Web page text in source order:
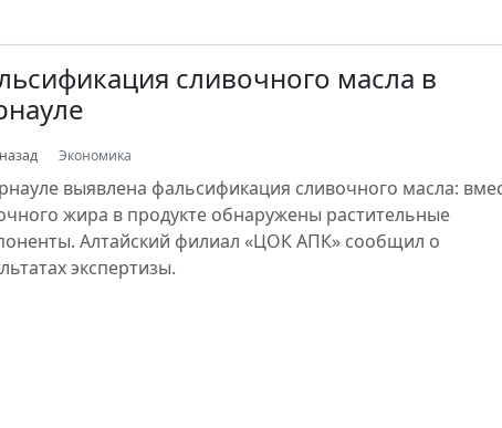
сливочного масла в
Экономика
выявлена фальсификация сливочного масла:
жира в продукте обнаружены растительные
Алтайский филиал «ЦОК АПК» сообщил о
экспертизы.